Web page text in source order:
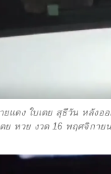
ยแดง ใบเตย สุธีวัน หลังอ
ตย หวย งวด 16 พฤศจิกาย